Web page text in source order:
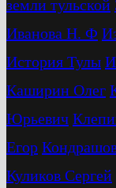
земли тульской
Иванова Н. Ф
История Тулы
Каширин Олег
Юрьевич
Егор
Куликов Сергей